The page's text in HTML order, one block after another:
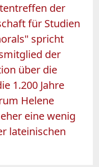
der
für Studien
spricht
der
über die
1.200 Jahre
Helene
eine wenig
lateinischen